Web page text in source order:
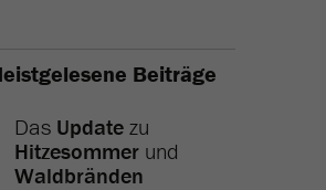
Beiträge
Das Update zu
Hitzesommer und
Waldbränden